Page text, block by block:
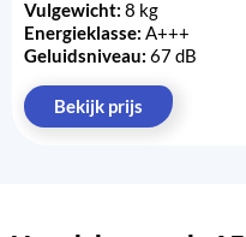
Vulgewicht: 8 kg
Energieklasse: A+++
Geluidsniveau: 67 dB
Bekijk prijs